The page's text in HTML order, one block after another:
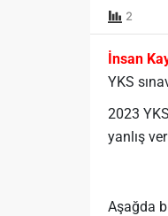
2
İnsan
YKS
2023
yanlış
Aşağda